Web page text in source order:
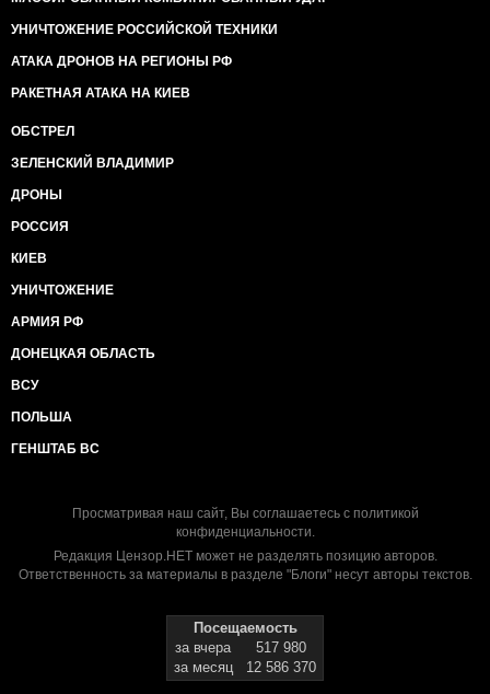
УНИЧТОЖЕНИЕ РОССИЙСКОЙ ТЕХНИКИ
АТАКА ДРОНОВ НА РЕГИОНЫ РФ
РАКЕТНАЯ АТАКА НА КИЕВ
ОБСТРЕЛ
ЗЕЛЕНСКИЙ ВЛАДИМИР
ДРОНЫ
РОССИЯ
КИЕВ
УНИЧТОЖЕНИЕ
АРМИЯ РФ
ДОНЕЦКАЯ ОБЛАСТЬ
ВСУ
ПОЛЬША
ГЕНШТАБ ВС
Просматривая наш сайт, Вы соглашаетесь с политикой
конфиденциальности.
Редакция Цензор.НЕТ может не разделять позицию авторов.
Ответственность за материалы в разделе "Блоги" несут авторы текстов.
Посещаемость
за вчера
517 980
за месяц
12 586 370